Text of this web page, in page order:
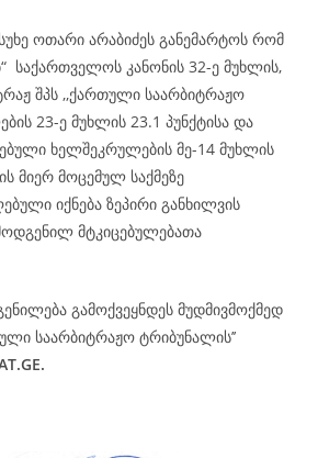
ოთარი არაბიძეს განემარტოს რომ
საქართველოს კანონის 32-ე მუხლის,
შპს ,,ქართული საარბიტრაჟო
23-ე მუხლის 23.1 პუნქტისა და
ხელშეკრულების მე-14 მუხლის
მიერ მოცემულ საქმეზე
იქნება ზეპირი განხილვის
მტკიცებულებათა
გამოქვეყნდეს მუდმივმოქმედ
საარბიტრაჟო ტრიბუნალის’’